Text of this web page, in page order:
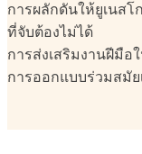
การผลักดันให้ยูเนสโ
ที่จับต้องไม่ได้
การส่งเสริมงานฝีมือ
การออกแบบร่วมสมั